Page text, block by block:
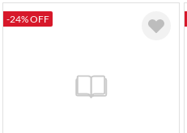
-24% OFF